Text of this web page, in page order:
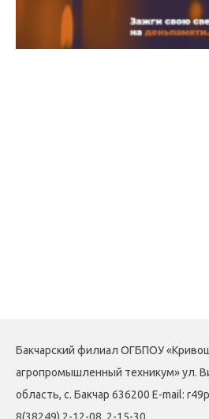
Бакчарский филиал ОГБПОУ
агропромышленный техникум» ул.
область, с. Бакчар 636200 E-mail: